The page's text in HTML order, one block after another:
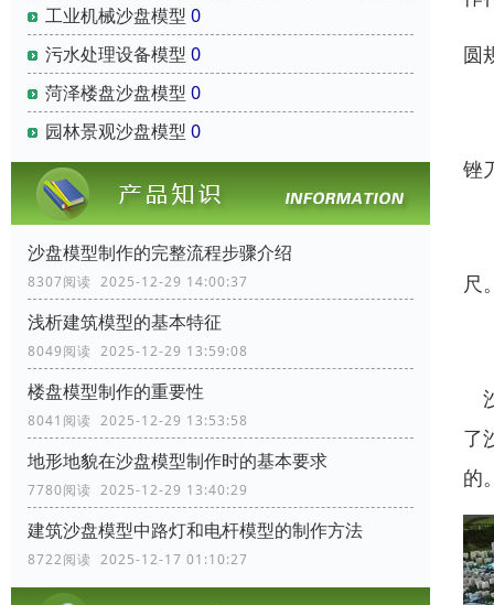
工业机械沙盘模型 0
污水处理设备模型 0
菏泽楼盘沙盘模型 0
园林景观沙盘模型 0
沙盘模型制作的完整流程步骤介绍
8307阅读 2025-12-29 14:00:37
浅析建筑模型的基本特征
8049阅读 2025-12-29 13:59:08
楼盘模型制作的重要性
8041阅读 2025-12-29 13:53:58
地形地貌在沙盘模型制作时的基本要求
7780阅读 2025-12-29 13:40:29
建筑沙盘模型中路灯和电杆模型的制作方法
8722阅读 2025-12-17 01:10:27
圆
锉
尺
了
的